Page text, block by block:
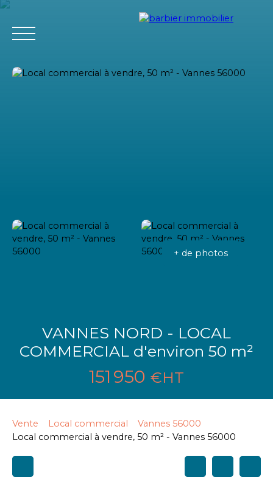
+ de photos
VANNES NORD - LOCAL
COMMERCIAL d'environ 50 m²
151 950 €HT
Vente Local commercial
Vannes 56000
Local commercial à vendre, 50 m² - Vannes 56000